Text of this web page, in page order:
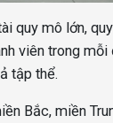
quy mô lớn,
viên trong mỗi
tập thể.
Bắc, miền